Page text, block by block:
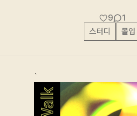
9
1
스터디
몰입
`